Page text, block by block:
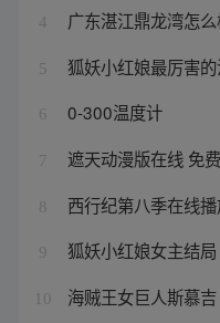
4 广东湛江鼎龙湾怎
5 狐妖小红娘最厉害
6 0-300温度计
7 遮天动漫版在线 免
8 西行纪第八季在线
9 狐妖小红娘女主结局
10 海贼王女巨人斯慕吉